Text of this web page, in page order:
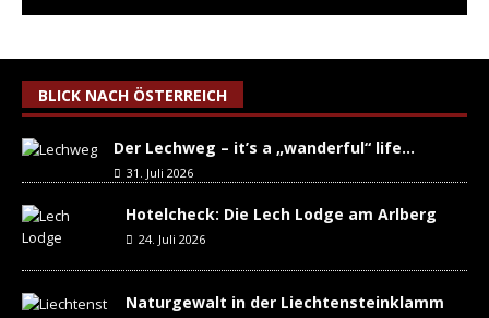
BLICK NACH ÖSTERREICH
Der Lechweg – it’s a „wanderful“ life…
31. Juli 2026
Hotelcheck: Die Lech Lodge am Arlberg
24. Juli 2026
Naturgewalt in der Liechtensteinklamm